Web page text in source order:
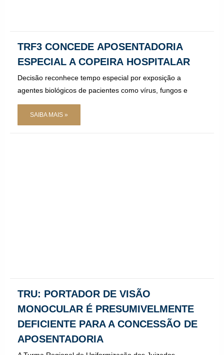
TRF3 CONCEDE APOSENTADORIA
ESPECIAL A COPEIRA HOSPITALAR
Decisão reconhece tempo especial por exposição a
agentes biológicos de pacientes como vírus, fungos e
SAIBA MAIS »
TRU: PORTADOR DE VISÃO
MONOCULAR É PRESUMIVELMENTE
DEFICIENTE PARA A CONCESSÃO DE
APOSENTADORIA